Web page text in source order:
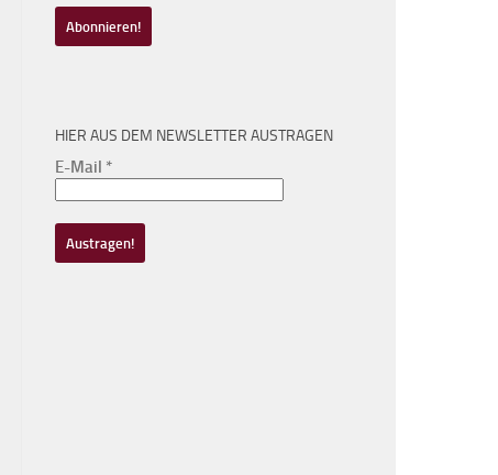
HIER AUS DEM NEWSLETTER AUSTRAGEN
E-Mail *